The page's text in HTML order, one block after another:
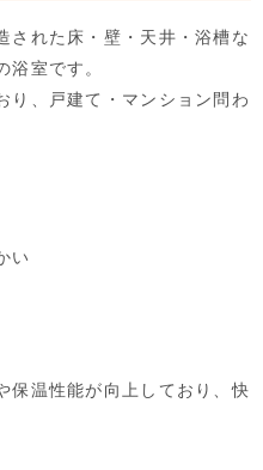
された床・壁・天井・浴槽な
浴室です。
り、戸建て・マンション問わ
い
保温性能が向上しており、快